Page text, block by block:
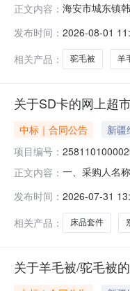
正文内容： 海安市城东镇
项目所在行政
发布时间： 2026-08-01
相关产品：
驼毛被 羊
关于SD卡的网上超
中标｜合同公告 新疆
项目编号：
正文内容： 一、采购人名
顿/
发布时间： 2026-07-31
相关产品：
床品套件
关于羊毛被/驼毛被